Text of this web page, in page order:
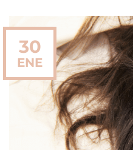
30
ENE